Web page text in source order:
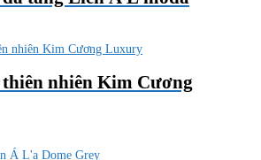
thiên nhiên Kim Cương